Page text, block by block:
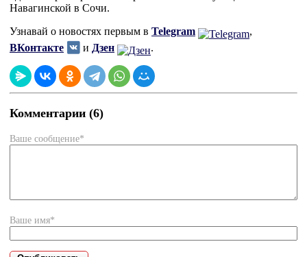
Навагинской в Сочи.
Узнавай о новостях первым в Telegram
,
ВКонтакте
и Дзен .
Комментарии (6)
Ваше сообщение*
Ваше имя*